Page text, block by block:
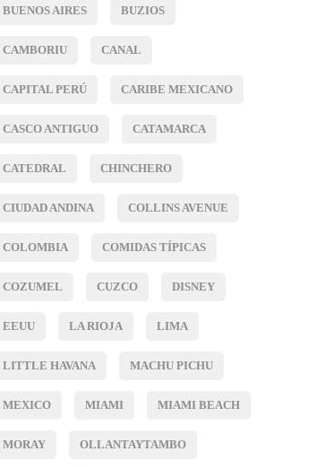
BUENOS AIRES BUZIOS
CAMBORIU CANAL
CAPITAL PERÚ CARIBE MEXICANO
CASCO ANTIGUO CATAMARCA
CATEDRAL CHINCHERO
CIUDAD ANDINA COLLINS AVENUE
COLOMBIA COMIDAS TÍPICAS
COZUMEL CUZCO DISNEY
EEUU LA RIOJA LIMA
LITTLE HAVANA MACHU PICHU
MEXICO MIAMI MIAMI BEACH
MORAY OLLANTAYTAMBO